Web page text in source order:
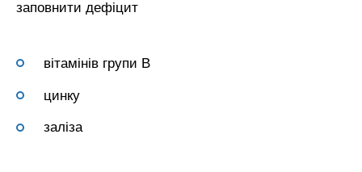
заповнити дефіцит
вітамінів групи В
цинку
заліза